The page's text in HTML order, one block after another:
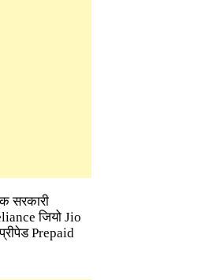
सरकारी
जियो Jio
Prepaid